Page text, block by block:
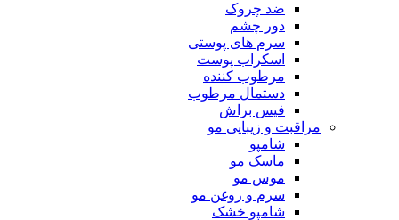
ضد چروک
دور چشم
سرم های پوستی
اسکراب پوست
مرطوب کننده
دستمال مرطوب
فیس براش
مراقبت و زیبایی مو
شامپو
ماسک مو
موس مو
سرم و روغن مو
شامپو خشک